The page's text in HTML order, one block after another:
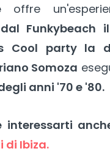
offre
Funkybeach
Cool party la
Somoza
anni '70 e '80.
interessarti
di Ibiza.